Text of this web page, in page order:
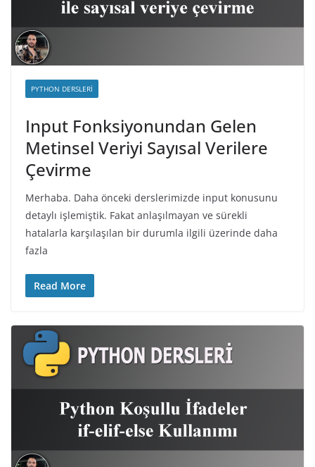
PYTHON DERSLERI
Input Fonksiyonundan Gelen
Metinsel Veriyi Sayısal Verilere
Çevirme
Merhaba. Daha önceki derslerimizde input konusunu
detaylı işlemiştik. Fakat anlaşılmayan ve sürekli
hatalarla karşılaşılan bir durumla ilgili üzerinde daha
fazla
Read More